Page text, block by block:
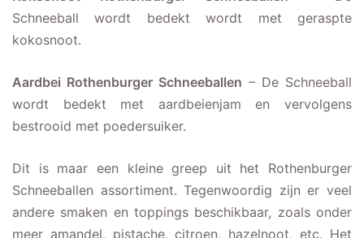
Schneeball wordt bedekt wordt met geraspte
kokosnoot.
Aardbei Rothenburger Schneeballen – De Schneeball
wordt bedekt met aardbeienjam en vervolgens
bestrooid met poedersuiker.
Dit is maar een kleine greep uit het Rothenburger
Schneeballen assortiment. Tegenwoordig zijn er veel
andere smaken en toppings beschikbaar, zoals onder
meer amandel, pistache, citroen, hazelnoot, etc. Het